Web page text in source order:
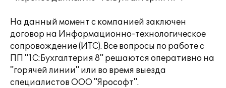
На данный момент с компанией заключен
договор на Информационно-технологическое
сопровождение (ИТС). Все вопросы по работе с
ПП "1С:Бухгалтерия 8" решаются оперативно на
"горячей линии" или во время выезда
специалистов ООО "Ярософт".